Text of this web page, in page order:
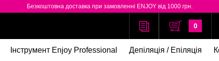
Безкоштовна доставка при замовленні ENJOY від 1000 грн.
0
Інструмент Enjoy Professional Депіляція / Епіляція